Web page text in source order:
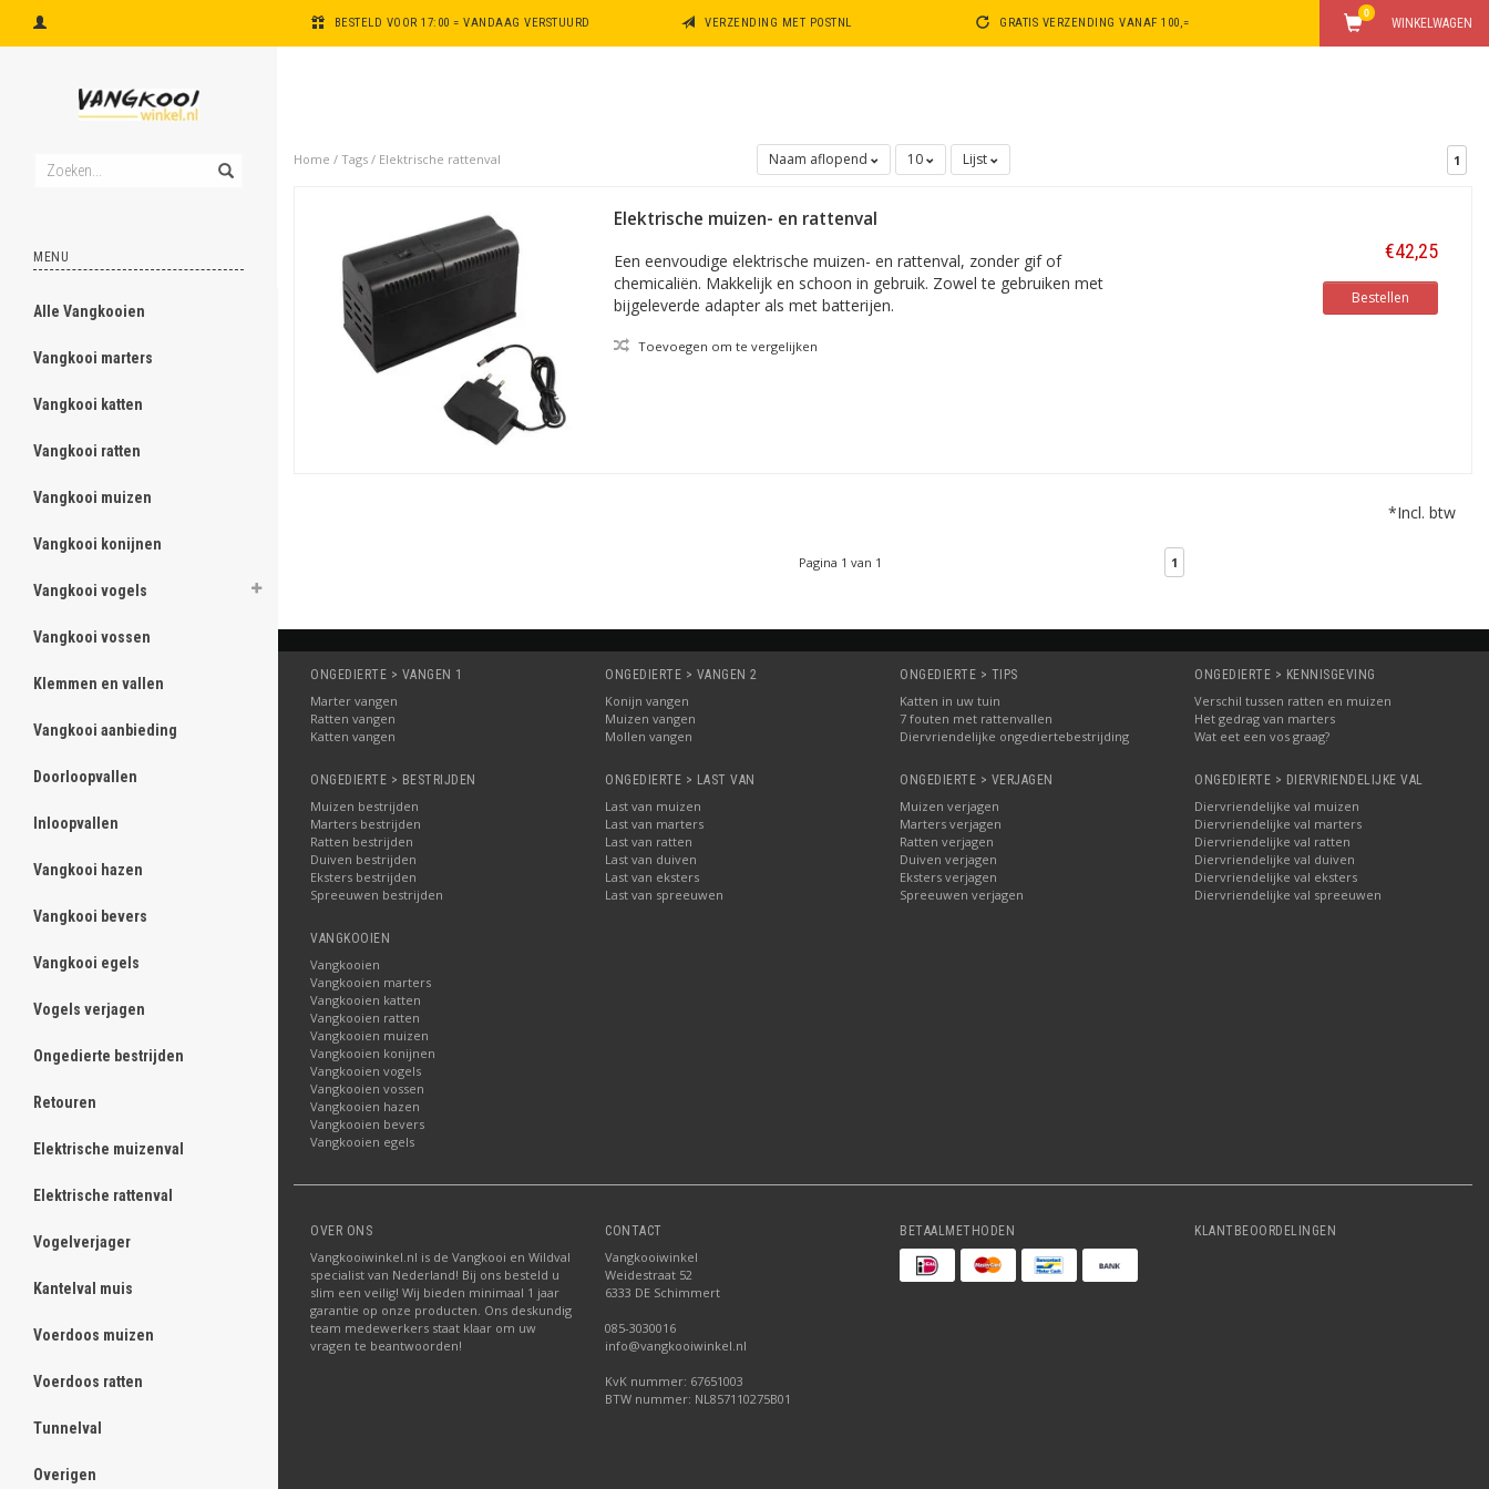
BESTELD VOOR 17:00 = VANDAAG VERSTUURD VERZENDING MET POSTNL GRATIS VERZENDING VANAF 100,= WINKELWAGEN
0
MENU
Alle Vangkooien
Vangkooi marters
Vangkooi katten
Vangkooi ratten
Vangkooi muizen
Vangkooi konijnen
Vangkooi vogels
Vangkooi vossen
Klemmen en vallen
Vangkooi aanbieding
Doorloopvallen
Inloopvallen
Vangkooi hazen
Vangkooi bevers
Vangkooi egels
Vogels verjagen
Ongedierte bestrijden
Retouren
Elektrische muizenval
Elektrische rattenval
Vogelverjager
Kantelval muis
Voerdoos muizen
Voerdoos ratten
Tunnelval
Overigen
ghost
ghost
ghost
ghost
ghost
ghost
ghost
ghost
ghost
ghost
ghost
ghost
ghost
ghost
ghost
ghost
ghost
ghost
ghost
ghost
ghost
ghost
ghost
ghost
ghost
ghost
Home / Tags / Elektrische rattenval Naam aflopend 10 Lijst 1
Elektrische muizen- en rattenval
Een eenvoudige elektrische muizen- en rattenval, zonder gif of
chemicaliën. Makkelijk en schoon in gebruik. Zowel te gebruiken met
bijgeleverde adapter als met batterijen.
Toevoegen om te vergelijken
€42,25
Bestellen
*Incl. btw
Pagina 1 van 1 1
ONGEDIERTE > VANGEN 1
Marter vangen
Ratten vangen
Katten vangen
ONGEDIERTE > VANGEN 2
Konijn vangen
Muizen vangen
Mollen vangen
ONGEDIERTE > TIPS
Katten in uw tuin
7 fouten met rattenvallen
Diervriendelijke ongediertebestrijding
ONGEDIERTE > KENNISGEVING
Verschil tussen ratten en muizen
Het gedrag van marters
Wat eet een vos graag?
ONGEDIERTE > BESTRIJDEN
Muizen bestrijden
Marters bestrijden
Ratten bestrijden
Duiven bestrijden
Eksters bestrijden
Spreeuwen bestrijden
ONGEDIERTE > LAST VAN
Last van muizen
Last van marters
Last van ratten
Last van duiven
Last van eksters
Last van spreeuwen
ONGEDIERTE > VERJAGEN
Muizen verjagen
Marters verjagen
Ratten verjagen
Duiven verjagen
Eksters verjagen
Spreeuwen verjagen
ONGEDIERTE > DIERVRIENDELIJKE VAL
Diervriendelijke val muizen
Diervriendelijke val marters
Diervriendelijke val ratten
Diervriendelijke val duiven
Diervriendelijke val eksters
Diervriendelijke val spreeuwen
VANGKOOIEN
Vangkooien
Vangkooien marters
Vangkooien katten
Vangkooien ratten
Vangkooien muizen
Vangkooien konijnen
Vangkooien vogels
Vangkooien vossen
Vangkooien hazen
Vangkooien bevers
Vangkooien egels
OVER ONS
Vangkooiwinkel.nl is de Vangkooi en Wildval
specialist van Nederland! Bij ons besteld u
slim een veilig! Wij bieden minimaal 1 jaar
garantie op onze producten. Ons deskundig
team medewerkers staat klaar om uw
vragen te beantwoorden!
CONTACT
Vangkooiwinkel
Weidestraat 52
6333 DE Schimmert
085-3030016
info@vangkooiwinkel.nl
KvK nummer: 67651003
BTW nummer: NL857110275B01
BETAALMETHODEN KLANTBEOORDELINGEN